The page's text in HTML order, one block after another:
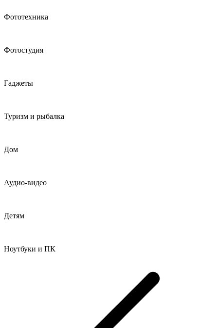
Фототехника
Фотостудия
Гаджеты
Туризм и рыбалка
Дом
Аудио-видео
Детям
Ноутбуки и ПК